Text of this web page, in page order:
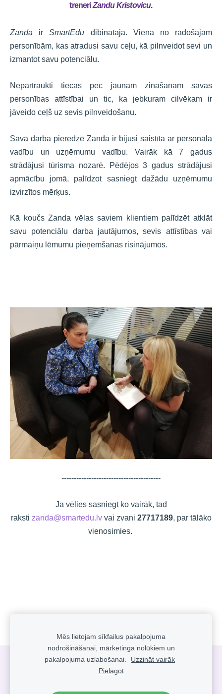
treneriZandu Kristovicu.
Zanda irSmartEdu dibinātāja. Viena no radošajām
personībām, kas atradusi savu ceļu, kā pilnveidot sevi un
izmantot savu potenciālu.
Nepārtraukti tiecas pēc jaunām zināšanām savas
personības attīstībai un tic, ka jebkuram cilvēkam ir
jāveido ceļš uz sevis pilnveidošanu.
Savā darba pieredzē Zanda ir bijusi saistīta ar personāla
vadību un uzņēmumu vadību. Vairāk kā 7 gadus
strādājusi tūrisma nozarē. Pēdējos 3 gadus strādājusi
apmācību jomā, palīdzot sasniegt dažādu uzņēmumu
izvirzītos mērķus.
Kā koučs Zanda vēlas saviem klientiem palīdzēt atklāt
savu potenciālu darba jautājumos, sevis attīstības vai
pārmaiņu lēmumu pieņemšanas risinājumos.
----------------------------------------
Ja vēlies sasniegt ko vairāk, tad
raksti zanda@smartedu.lvvai zvani 27717189, par tālāko
vienosimies.
Sīkdatnes
info@smartedu.lv
Mēs lietojam sīkfailus pakalpojuma
nodrošināšanai, mārketinga nolūkiem un
pakalpojuma uzlabošanai.
Uzzināt vairāk
Pielāgot